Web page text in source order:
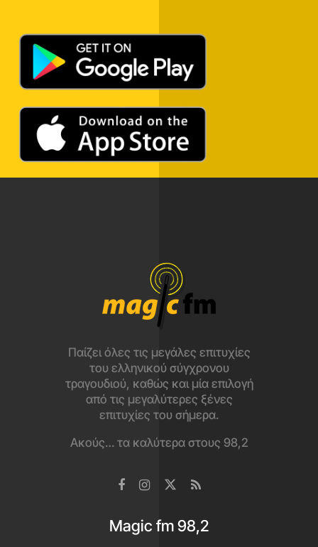
Παίζει όλες τις μεγάλες επιτυχίες
του ελληνικού σύγχρονου
τραγουδιού, καθώς και μία επιλογή
από τις μεγαλύτερες ξένες
επιτυχίες του σήμερα.
Ακούς… τα καλύτερα στους 98,2
Magic fm 98,2